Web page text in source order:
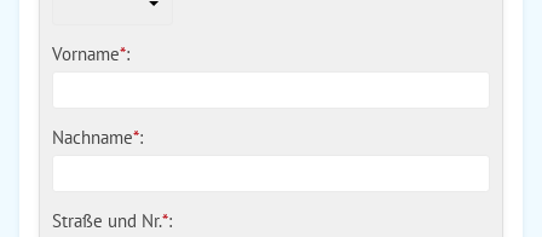
Vorname*:
Nachname*:
Straße und Nr.*: